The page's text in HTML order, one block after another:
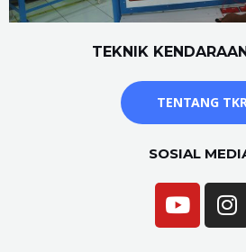
TEKNIK
TENTANG
SOSIAL